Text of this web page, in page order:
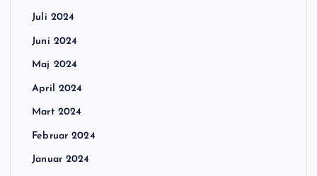
Juli 2024
Juni 2024
Maj 2024
April 2024
Mart 2024
Februar 2024
Januar 2024